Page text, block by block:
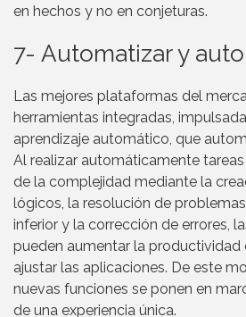
en hechos y no en conjeturas.
7- Automatizar y
Las mejores plataformas del
herramientas integradas,
aprendizaje automático, que
Al realizar automáticamente
de la complejidad mediante la
lógicos, la resolución de
inferior y la corrección de errores,
pueden aumentar la
ajustar las aplicaciones. De este
nuevas funciones se ponen en
de una experiencia única.